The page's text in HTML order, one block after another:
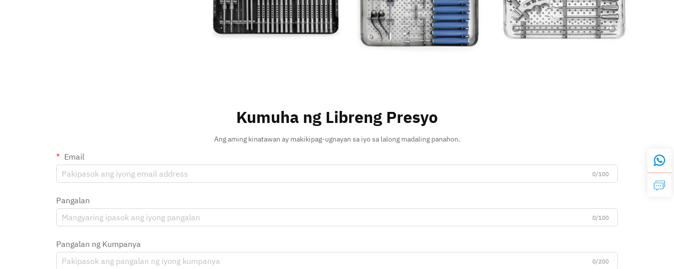
Kumuha ng Libreng Presyo
Ang aming kinatawan ay makikipag-ugnayan sa iyo sa lalong madaling panahon.
Email
0/100
Pangalan
0/100
Pangalan ng Kumpanya
0/200